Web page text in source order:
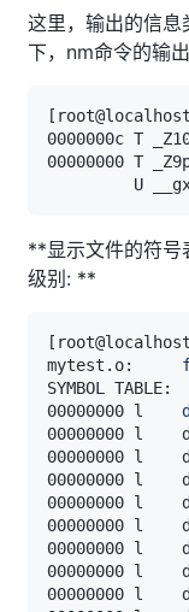
这里，输出的信息
下，nm命令的输
[
**显示文件的符号
级别: **
[
mytest.o:
00000000 l